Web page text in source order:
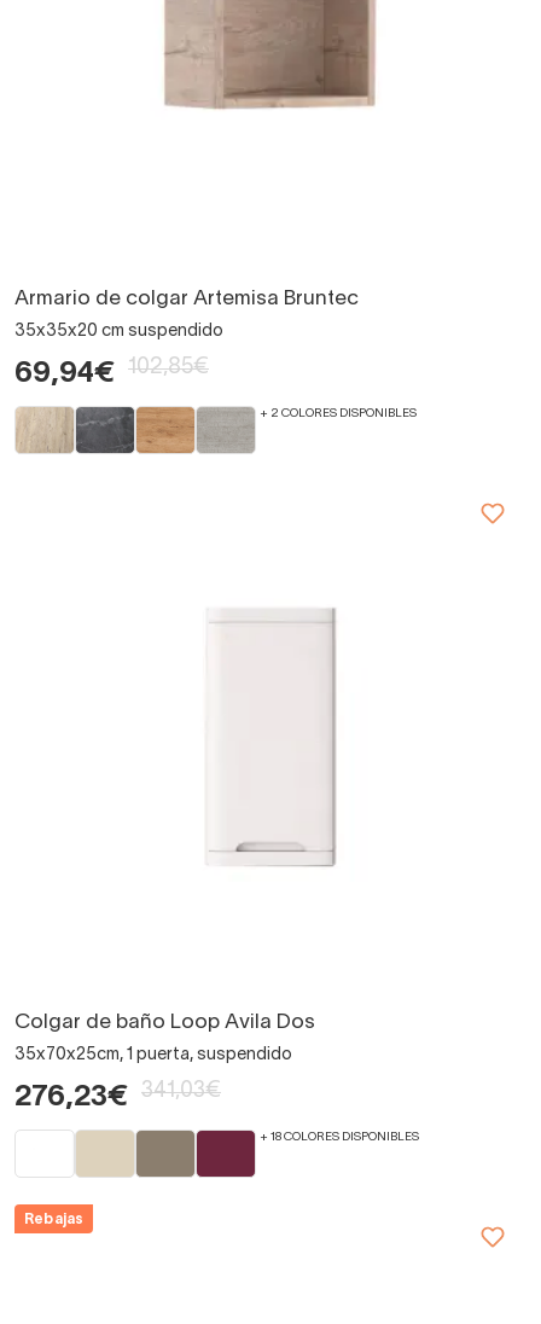
Armario de colgar Artemisa Bruntec
35x35x20 cm suspendido
69,94€ 102,85€
+ 2 COLORES DISPONIBLES
Colgar de baño Loop Avila Dos
35x70x25cm, 1 puerta, suspendido
276,23€ 341,03€
+ 18 COLORES DISPONIBLES
Rebajas